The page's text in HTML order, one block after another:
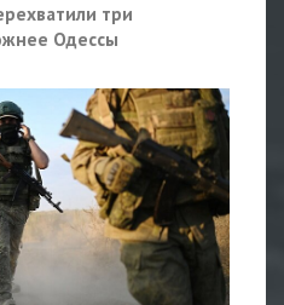
три
Одессы